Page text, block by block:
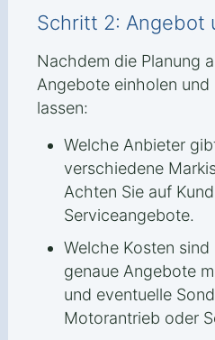
Schritt 2: Angebot
Nachdem die Planung
Angebote einholen
lassen:
Welche Anbieter
verschiedene
Achten Sie auf
Serviceangebote.
Welche Kosten
genaue Angebote
und eventuelle
Motorantrieb oder